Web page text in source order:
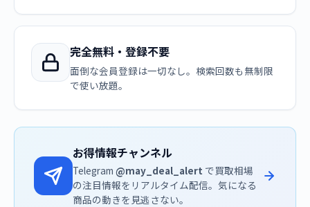
完全無料・登録不要
面倒な会員登録は一切なし。検索回数も無制限
で使い放題。
お得情報チャンネル
Telegram @may_deal_alert で買取相場
の注目情報をリアルタイム配信。気になる
商品の動きを見逃さない。